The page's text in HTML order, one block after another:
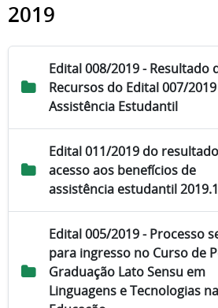
2019
Edital 008/2019 - Resultado
Recursos do Edital 007/
Assistência Estudantil
Edital 011/2019 do
acesso aos benefícios de
assistência estudantil 2019.1
Edital 005/2019 - Processo
para ingresso no Curso de
Graduação Lato Sensu em
Linguagens e Tecnologias na